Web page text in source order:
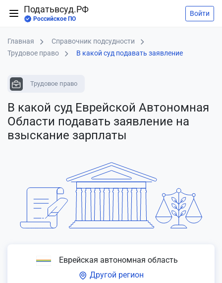
Податьвсуд.РФ
Российское ПО
Войти
Главная
Справочник подсудности
Трудовое право
В какой суд подавать заявление
Трудовое право
В какой суд Еврейской Автономная
Области подавать заявление на
взыскание зарплаты
Еврейская автономная область
Другой регион